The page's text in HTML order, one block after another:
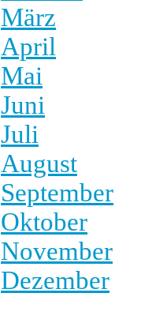
März
April
Mai
Juni
Juli
August
September
Oktober
November
Dezember